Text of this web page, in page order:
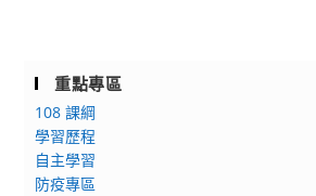
重點專區
108 課綱
學習歷程
自主學習
防疫專區